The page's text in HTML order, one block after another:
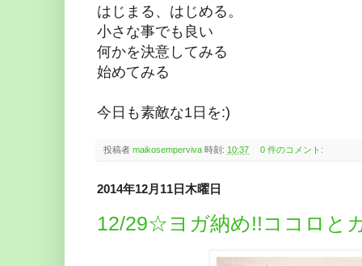
はじまる、はじめる。
小さな事でも良い
何かを決意してみる
始めてみる
今日も素敵な1日を:)
投稿者 maikosemperviva 時刻: 10:37 0 件のコメント:
2014年12月11日木曜日
12/29☆ヨガ納め!!ココロと